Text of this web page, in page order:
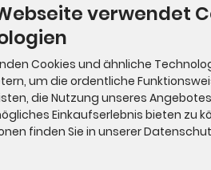
verwendet
Cookies und ähnliche
um die ordentliche
die Nutzung unseres
Einkaufserlebnis bieten zu
finden Sie in unserer